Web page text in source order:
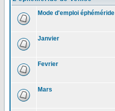
Mode d'emploi éphéméride
Janvier
Fevrier
Mars